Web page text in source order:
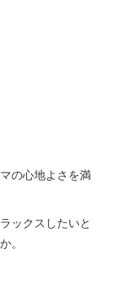
の心地よさを満
ックスしたいと
。